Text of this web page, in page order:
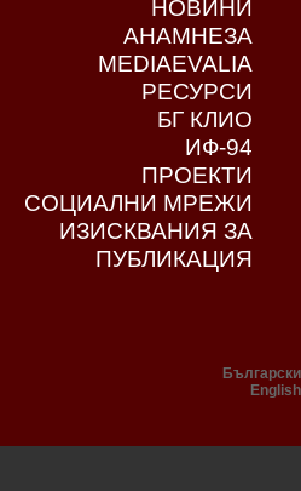
НОВИНИ
АНАМНЕЗА
MEDIAEVALIA
РЕСУРСИ
БГ КЛИО
ИФ-94
ПРОЕКТИ
СОЦИАЛНИ МРЕЖИ
ИЗИСКВАНИЯ ЗА
ПУБЛИКАЦИЯ
Български
English